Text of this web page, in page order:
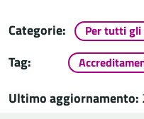
Categorie: Per tutti
Tag:
Ultimo aggiornamento: